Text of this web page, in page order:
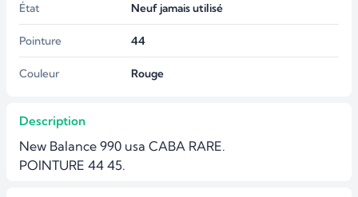
État Neuf jamais utilisé
Pointure 44
Couleur Rouge
Description
New Balance 990 usa CABA RARE.
POINTURE 44 45.